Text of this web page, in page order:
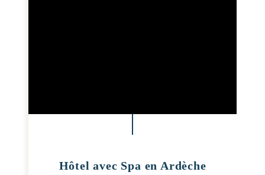
Hôtel avec Spa en Ardèche